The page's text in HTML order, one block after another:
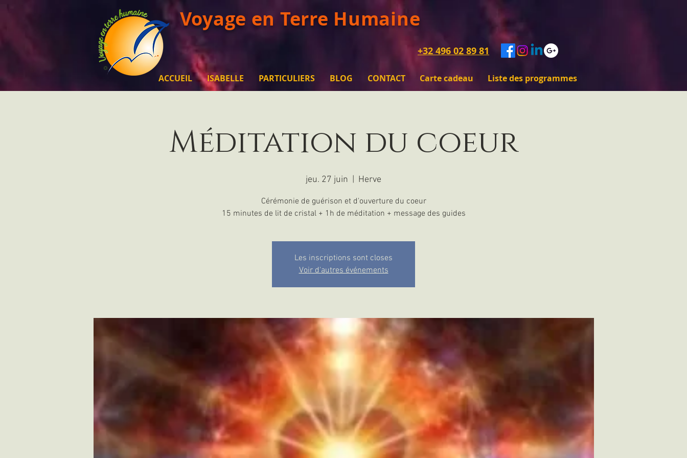
ACCUEIL ISABELLE PARTICULIERS BLOG CONTACT Carte cadeau Liste des programmes
+32 496 02 89 81
Voyage en Terre Humaine
Méditation du coeur
jeu. 27 juin Herve
Cérémonie de guérison et d'ouverture du coeur
15 minutes de lit de cristal + 1h de méditation + message des guides
Les inscriptions sont closes
Voir d'autres événements